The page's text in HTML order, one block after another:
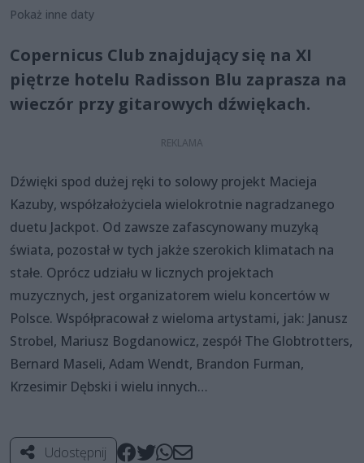
Pokaż inne daty
Copernicus Club znajdujący się na XI
piętrze hotelu Radisson Blu zaprasza na
wieczór przy gitarowych dźwiękach.
Dźwięki spod dużej ręki to solowy projekt Macieja
Kazuby, współzałożyciela wielokrotnie nagradzanego
duetu Jackpot. Od zawsze zafascynowany muzyką
świata, pozostał w tych jakże szerokich klimatach na
stałe. Oprócz udziału w licznych projektach
muzycznych, jest organizatorem wielu koncertów w
Polsce. Współpracował z wieloma artystami, jak: Janusz
Strobel, Mariusz Bogdanowicz, zespół The Globtrotters,
Bernard Maseli, Adam Wendt, Brandon Furman,
Krzesimir Dębski i wielu innych…
Udostępnij